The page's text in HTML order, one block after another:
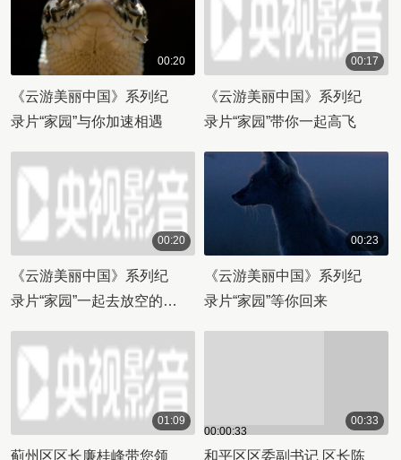
00:20
《云游美丽中国》系列纪
录片“家园”与你加速相遇
00:17
《云游美丽中国》系列纪
录片“家园”带你一起高飞
00:20
《云游美丽中国》系列纪
录片“家园”一起去放空的地
00:23
《云游美丽中国》系列纪
录片“家园”等你回来
01:09
蓟州区区长廉桂峰带您领
00:33
和平区区委副书记 区长陈